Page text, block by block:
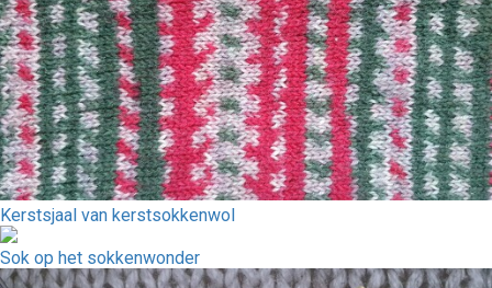
Kerstsjaal van kerstsokkenwol
Sok op het sokkenwonder